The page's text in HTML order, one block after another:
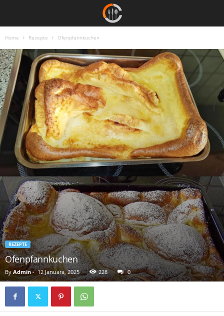
Home Rezepte Ofenpfannkuchen
REZEPTE
Ofenpfannkuchen
By Admin- 12 Januara, 2025 228 0